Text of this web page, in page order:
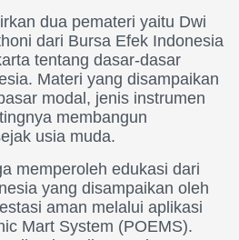
dua pemateri yaitu Dwi
dari Bursa Efek Indonesia
tentang dasar-dasar
Materi yang disampaikan
modal, jenis instrumen
membangun
usia muda.
memperoleh edukasi dari
yang disampaikan oleh
aman melalui aplikasi
Mart System (POEMS).